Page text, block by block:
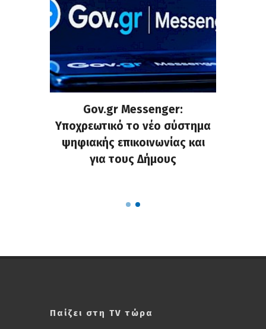
Gov.gr Messenger:
Υποχρεωτικό το νέο σύστημα
ψηφιακής επικοινωνίας και
για τους Δήμους
Παίζει στη TV τώρα